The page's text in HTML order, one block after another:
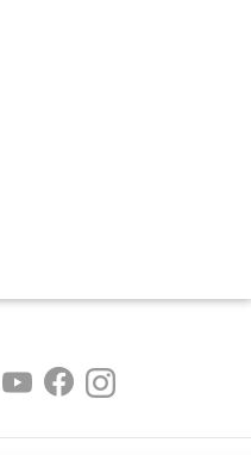
YoutubeFacebookInstagram